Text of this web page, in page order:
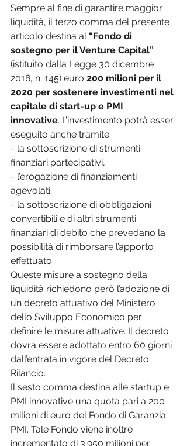
Sempre al fine di garantire maggior
liquidità, il terzo comma del presente
articolo destina al “Fondo di
sostegno per il Venture Capital”
(istituito dalla Legge 30 dicembre
2018, n. 145) euro 200 milioni per il
2020 per sostenere investimenti nel
capitale di start-up e PMI
innovative. L’investimento potrà esser
eseguito anche tramite:
- la sottoscrizione di strumenti
finanziari partecipativi,
- l’erogazione di finanziamenti
agevolati;
- la sottoscrizione di obbligazioni
convertibili e di altri strumenti
finanziari di debito che prevedano la
possibilità di rimborsare l’apporto
effettuato.
Queste misure a sostegno della
liquidità richiedono però l’adozione di
un decreto attuativo del Ministero
dello Sviluppo Economico per
definire le misure attuative. Il decreto
dovrà essere adottato entro 60 giorni
dall’entrata in vigore del Decreto
Rilancio.
Il sesto comma destina alle startup e
PMI innovative una quota pari a 200
milioni di euro del Fondo di Garanzia
PMI. Tale Fondo viene inoltre
incrementato di 3.950 milioni per